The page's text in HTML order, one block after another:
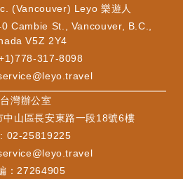
(Vancouver) Leyo 樂遊人
Cambie St., Vancouver, B.C.,
V5Z 2Y4
317-8098
​台灣辦公室
中山區長安東路一段18號6樓
02-25819225
：27264905